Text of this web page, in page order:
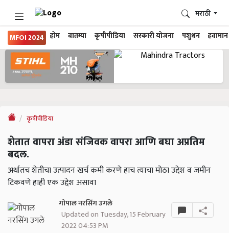
MFOI 2024 होम बातम्या कृषीपीडिया सरकारी योजना पशुधन हवामान
मराठी
कृषीपीडिया
शेतात वापरा अंडा संजिवक वापरा आणि बघा अप्रतिम
बदल.
अर्थातच शेतीचा उत्पादन खर्च कमी करणे हाच त्याचा मोठा उद्देश व जमीन
टिकवणे हाही एक उद्देश असावा
गोपाल नरसिंग उगले
Updated on Tuesday, 15 February
2022 04:53 PM